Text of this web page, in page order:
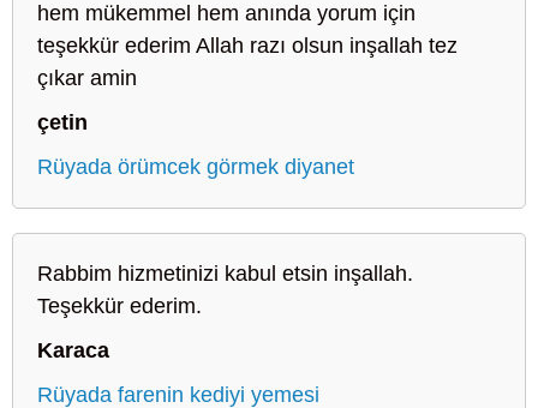
hem mükemmel hem anında yorum için
teşekkür ederim Allah razı olsun inşallah tez
çıkar amin
çetin
Rüyada örümcek görmek diyanet
Rabbim hizmetinizi kabul etsin inşallah.
Teşekkür ederim.
Karaca
Rüyada farenin kediyi yemesi